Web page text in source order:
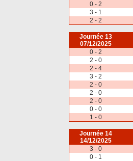
0 - 2
3 - 1
2 - 2
Journée 13
07/12/2025
0 - 2
2 - 0
2 - 4
3 - 2
2 - 0
2 - 0
2 - 0
0 - 0
1 - 0
Journée 14
14/12/2025
3 - 0
0 - 1